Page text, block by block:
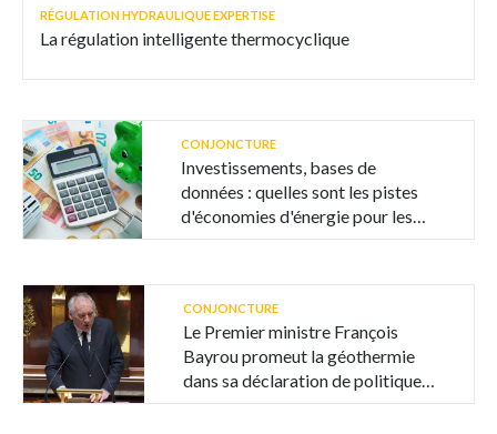
RÉGULATION HYDRAULIQUE EXPERTISE
La régulation intelligente thermocyclique
CONJONCTURE
Investissements, bases de
données : quelles sont les pistes
d'économies d'énergie pour les
CONJONCTURE
Le Premier ministre François
Bayrou promeut la géothermie
dans sa déclaration de politique